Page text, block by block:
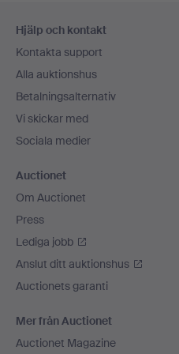
Hjälp och kontakt
Kontakta support
Alla auktionshus
Betalningsalternativ
Vi skickar med
Sociala medier
Auctionet
Om Auctionet
Press
Lediga jobb
Anslut ditt auktionshus
Auctionets garanti
Mer från Auctionet
Auctionet Magazine